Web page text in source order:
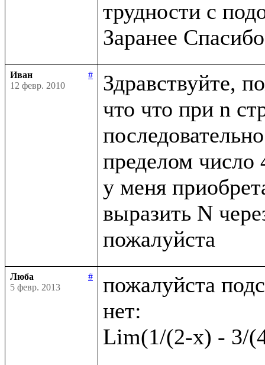
трудности с
Иван
#
12 февр. 2010
Здравствуйте,
что что при n
пределом число
у меня
выразить N
Люба
#
5 февр. 2013
пожалуйста
нет:
Lim(1/(2-x) - 3/